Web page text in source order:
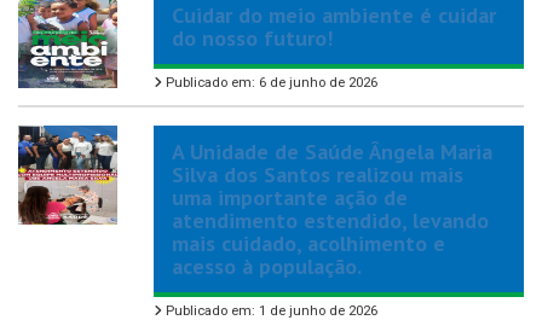
Cuidar do meio ambiente é cuidar
do nosso futuro!
Publicado em: 6 de junho de 2026
A Unidade de Saúde Ângela Maria
Silva dos Santos realizou mais
uma importante ação de
atendimento estendido, levando
mais cuidado, acolhimento e
acesso à população.
Publicado em: 1 de junho de 2026